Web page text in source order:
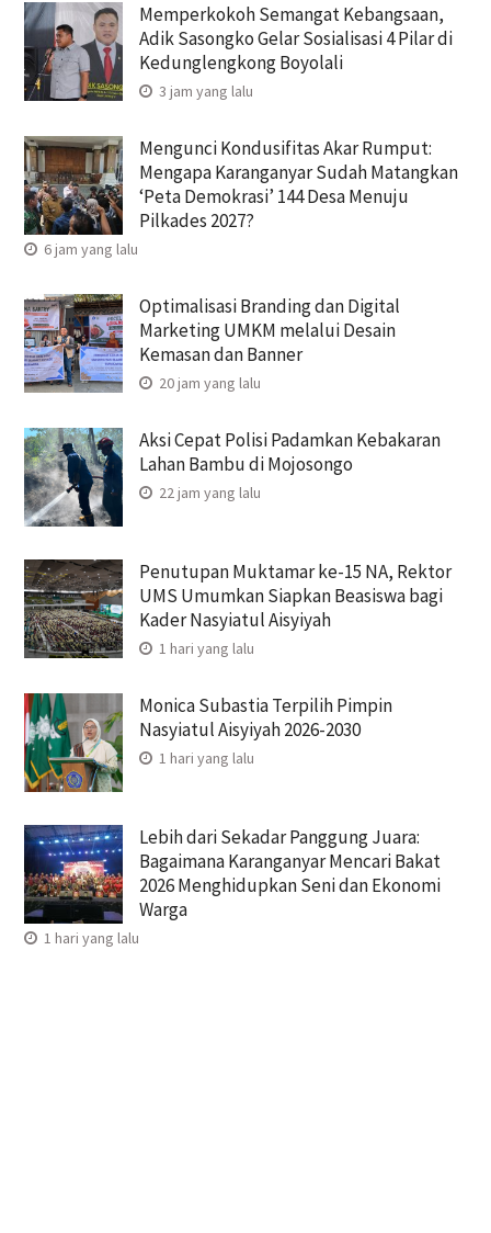
Memperkokoh Semangat Kebangsaan,
Adik Sasongko Gelar Sosialisasi 4 Pilar di
Kedunglengkong Boyolali
3 jam yang lalu
Mengunci Kondusifitas Akar Rumput:
Mengapa Karanganyar Sudah Matangkan
‘Peta Demokrasi’ 144 Desa Menuju
Pilkades 2027?
6 jam yang lalu
Optimalisasi Branding dan Digital
Marketing UMKM melalui Desain
Kemasan dan Banner
20 jam yang lalu
Aksi Cepat Polisi Padamkan Kebakaran
Lahan Bambu di Mojosongo
22 jam yang lalu
Penutupan Muktamar ke-15 NA, Rektor
UMS Umumkan Siapkan Beasiswa bagi
Kader Nasyiatul Aisyiyah
1 hari yang lalu
Monica Subastia Terpilih Pimpin
Nasyiatul Aisyiyah 2026-2030
1 hari yang lalu
Lebih dari Sekadar Panggung Juara:
Bagaimana Karanganyar Mencari Bakat
2026 Menghidupkan Seni dan Ekonomi
Warga
1 hari yang lalu